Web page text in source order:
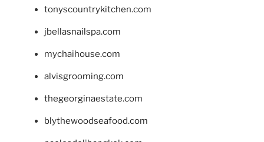
tonyscountrykitchen.com
jbellasnailspa.com
mychaihouse.com
alvisgrooming.com
thegeorginaestate.com
blythewoodseafood.com